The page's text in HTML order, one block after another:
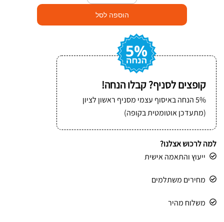
שקית
פסגור
הוספה לסל
קופצים לסניף? קבלו הנחה!
5% הנחה באיסוף עצמי מסניף ראשון לציון
(מתעדכן אוטומטית בקופה)
למה לרכוש אצלנו?
ייעוץ והתאמה אישית
מחירים משתלמים
משלוח מהיר